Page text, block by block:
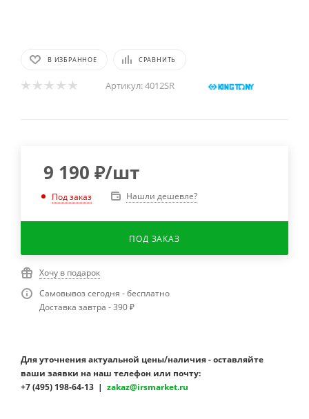
В ИЗБРАННОЕ СРАВНИТЬ
Артикул:4012SR
9 190 ₽/шт
Под заказ Нашли дешевле?
ПОД ЗАКАЗ
Хочу в подарок
Самовывоз сегодня - бесплатно
Доставка завтра - 390 ₽
Для уточнения актуальной цены/наличия - оставляйте
ваши заявки на наш телефон или почту:
+7 (495) 198-64-13 | zakaz@irsmarket.ru